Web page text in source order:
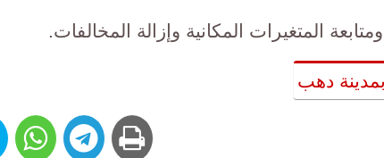
المتغيرات المكانية وإزالة المخالفات.
بمدينة دهب